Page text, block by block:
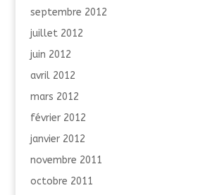
septembre 2012
juillet 2012
juin 2012
avril 2012
mars 2012
février 2012
janvier 2012
novembre 2011
octobre 2011